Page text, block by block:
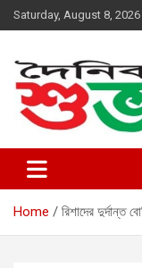
Skip
to
Saturday, August 8, 2026
Home রিশাদের দুর্দান্ত